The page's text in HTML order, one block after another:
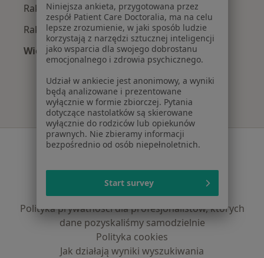
Rak jelita grubego w Wrocławiu
Rak piersi w Wrocławiu
Więcej (15)
Więcej w kategorii: Najczęście leczone
Serwis
Polityka prywatności pacjentów
Polityka prywatności profesjonalistów
Polityka prywatności dla profesjonalistów, których
dane pozyskaliśmy samodzielnie
Polityka cookies
Jak działają wyniki wyszukiwania
Niniejsza ankieta, przygotowana przez
zespół Patient Care Doctoralia, ma na celu
lepsze zrozumienie, w jaki sposób ludzie
korzystają z narzędzi sztucznej inteligencji
jako wsparcia dla swojego dobrostanu
emocjonalnego i zdrowia psychicznego.
Udział w ankiecie jest anonimowy, a wyniki
będą analizowane i prezentowane
wyłącznie w formie zbiorczej. Pytania
dotyczące nastolatków są skierowane
wyłącznie do rodziców lub opiekunów
prawnych. Nie zbieramy informacji
bezpośrednio od osób niepełnoletnich.
Start survey